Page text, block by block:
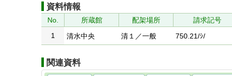
資料情報
No. 所蔵館 配架場所 請求記号
1
清水中央 清１／一般 750.21/ｼ/
関連資料